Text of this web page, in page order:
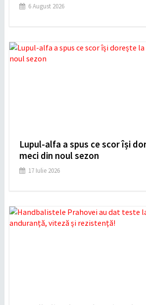
6 August 2026
Lupul-alfa a spus ce scor își
meci din noul sezon
17 Iulie 2026